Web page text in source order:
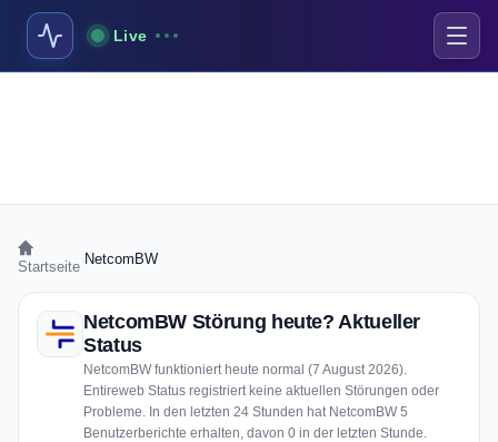
Live
Startseite NetcomBW
NetcomBW Störung heute? Aktueller
Status
NetcomBW funktioniert heute normal (7 August 2026).
Entireweb Status registriert keine aktuellen Störungen oder
Probleme. In den letzten 24 Stunden hat NetcomBW 5
Benutzerberichte erhalten, davon 0 in der letzten Stunde.